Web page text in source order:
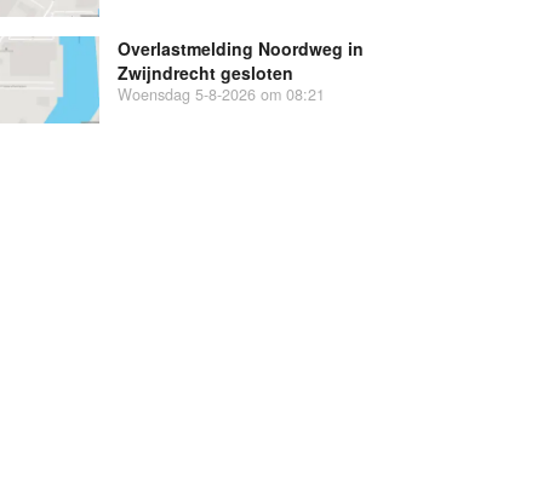
Overlastmelding Noordweg in
Zwijndrecht gesloten
Woensdag 5-8-2026 om 08:21